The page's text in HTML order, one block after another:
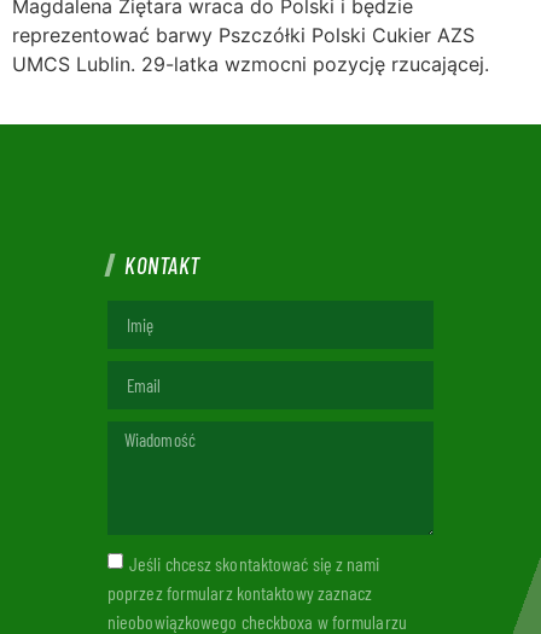
Magdalena Ziętara wraca do Polski i będzie
reprezentować barwy Pszczółki Polski Cukier AZS
UMCS Lublin. 29-latka wzmocni pozycję rzucającej.
KONTAKT
Jeśli chcesz skontaktować się z nami
poprzez formularz kontaktowy zaznacz
nieobowiązkowego checkboxa w formularzu